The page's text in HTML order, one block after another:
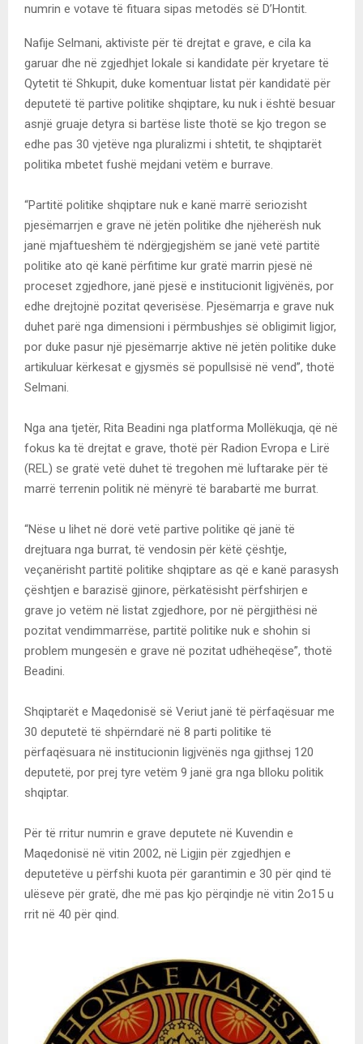
numrin e votave të fituara sipas metodës së D’Hontit.
Nafije Selmani, aktiviste për të drejtat e grave, e cila ka
garuar dhe në zgjedhjet lokale si kandidate për kryetare të
Qytetit të Shkupit, duke komentuar listat për kandidatë për
deputetë të partive politike shqiptare, ku nuk i është besuar
asnjë gruaje detyra si bartëse liste thotë se kjo tregon se
edhe pas 30 vjetëve nga pluralizmi i shtetit, te shqiptarët
politika mbetet fushë mejdani vetëm e burrave.
“Partitë politike shqiptare nuk e kanë marrë seriozisht
pjesëmarrjen e grave në jetën politike dhe njëherësh nuk
janë mjaftueshëm të ndërgjegjshëm se janë vetë partitë
politike ato që kanë përfitime kur gratë marrin pjesë në
proceset zgjedhore, janë pjesë e institucionit ligjvënës, por
edhe drejtojnë pozitat qeverisëse. Pjesëmarrja e grave nuk
duhet parë nga dimensioni i përmbushjes së obligimit ligjor,
por duke pasur një pjesëmarrje aktive në jetën politike duke
artikuluar kërkesat e gjysmës së popullsisë në vend”, thotë
Selmani.
Nga ana tjetër, Rita Beadini nga platforma Mollëkuqja, që në
fokus ka të drejtat e grave, thotë për Radion Evropa e Lirë
(REL) se gratë vetë duhet të tregohen më luftarake për të
marrë terrenin politik në mënyrë të barabartë me burrat.
“Nëse u lihet në dorë vetë partive politike që janë të
drejtuara nga burrat, të vendosin për këtë çështje,
veçanërisht partitë politike shqiptare as që e kanë parasysh
çështjen e barazisë gjinore, përkatësisht përfshirjen e
grave jo vetëm në listat zgjedhore, por në përgjithësi në
pozitat vendimmarrëse, partitë politike nuk e shohin si
problem mungesën e grave në pozitat udhëheqëse”, thotë
Beadini.
Shqiptarët e Maqedonisë së Veriut janë të përfaqësuar me
30 deputetë të shpërndarë në 8 parti politike të
përfaqësuara në institucionin ligjvënës nga gjithsej 120
deputetë, por prej tyre vetëm 9 janë gra nga blloku politik
shqiptar.
Për të rritur numrin e grave deputete në Kuvendin e
Maqedonisë në vitin 2002, në Ligjin për zgjedhjen e
deputetëve u përfshi kuota për garantimin e 30 për qind të
ulëseve për gratë, dhe më pas kjo përqindje në vitin 2o15 u
rrit në 40 për qind.